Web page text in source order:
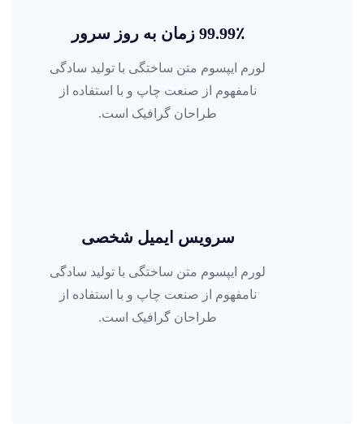
99.99٪ زمان به روز سرور
لورم ایپسوم متن ساختگی با تولید سادگی
نامفهوم از صنعت چاپ و با استفاده از
طراحان گرافیک است.
سرویس ایمیل شخصی
لورم ایپسوم متن ساختگی با تولید سادگی
نامفهوم از صنعت چاپ و با استفاده از
طراحان گرافیک است.